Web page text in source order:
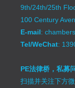
9th/24th/25th
100 Century
E-mail:
Tel/WeChat:
PE法律桥，私募
扫描并关注下方